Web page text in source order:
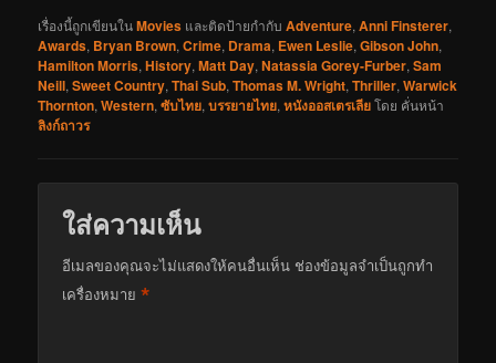
เรื่องนี้ถูกเขียนในMovies และติดป้ายกำกับAdventure,Anni Finsterer,
Awards, Bryan Brown,Crime, Drama, Ewen Leslie,Gibson John,
Hamilton Morris,History,Matt Day,Natassia Gorey-Furber,Sam
Neill,Sweet Country,Thai Sub,Thomas M. Wright,Thriller,Warwick
Thornton,Western,ซับไทย,บรรยายไทย,หนังออสเตรเลียโดย คั่นหน้า
ลิงก์ถาวร
ใส่ความเห็น
อีเมลของคุณจะไม่แสดงให้คนอื่นเห็น ช่องข้อมูลจำเป็นถูกทำ
เครื่องหมาย*